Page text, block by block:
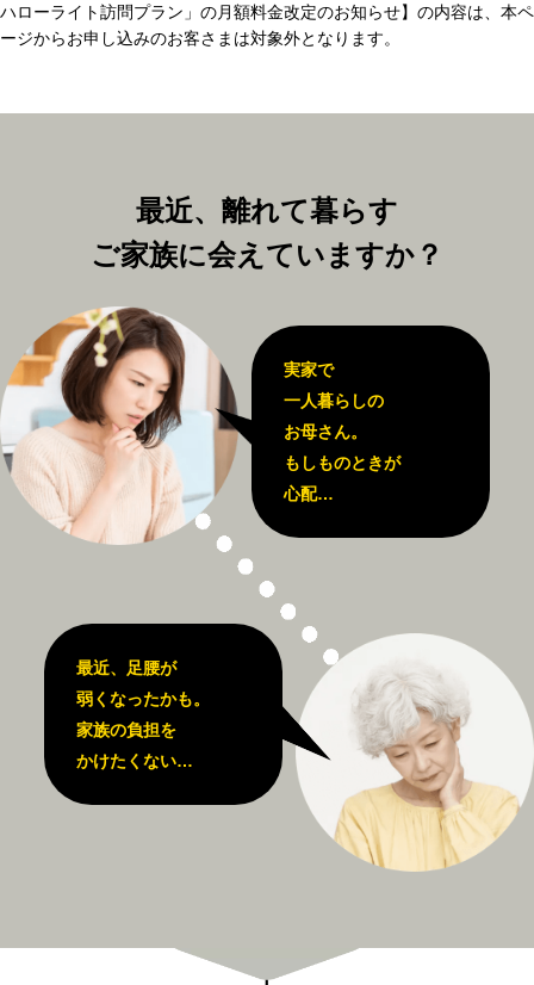
ハローライト訪問プラン」の月額料金改定のお知らせ】の内容は、本ペ
ージからお申し込みのお客さまは対象外となります。
最近、離れて暮らす
ご家族に会えていますか？
実家で
一人暮らしの
お母さん。
もしものときが
心配…
最近、足腰が
弱くなったかも。
家族の負担を
かけたくない…